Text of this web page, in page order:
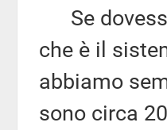
Se
che è il
abbiamo
sono circa